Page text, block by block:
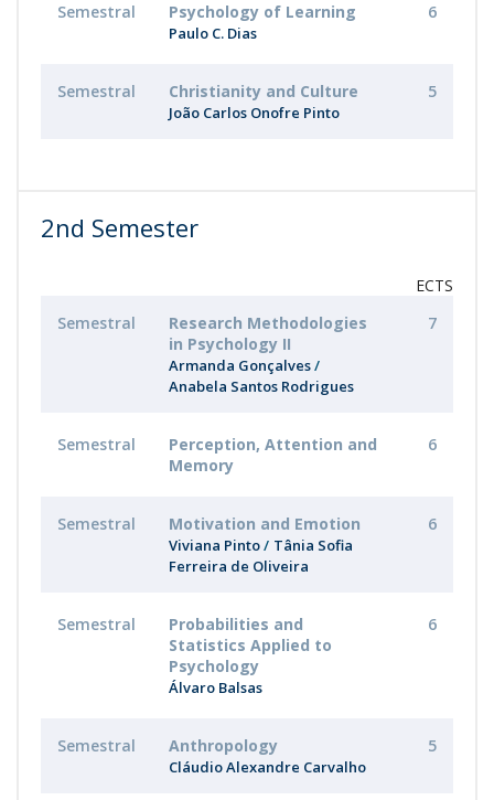
Semestral Psychology of Learning
Paulo C. Dias
6
Semestral Christianity and Culture
João Carlos Onofre Pinto
5
2nd Semester
ECTS
Semestral
Research Methodologies
in Psychology II
Armanda Gonçalves
Anabela Santos Rodrigues
7
Semestral
Perception, Attention and
Memory
6
Semestral Motivation and Emotion
Viviana Pinto
Tânia Sofia
Ferreira de Oliveira
6
Semestral
Probabilities and
Statistics Applied to
Psychology
Álvaro Balsas
6
Semestral Anthropology
Cláudio Alexandre Carvalho
5